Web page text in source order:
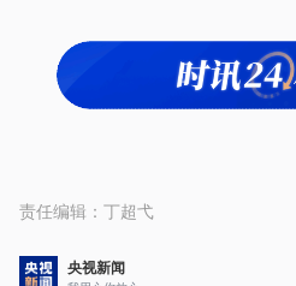
责任编辑： 丁超弋
央视新闻